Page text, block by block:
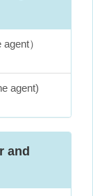
）
agent)
and